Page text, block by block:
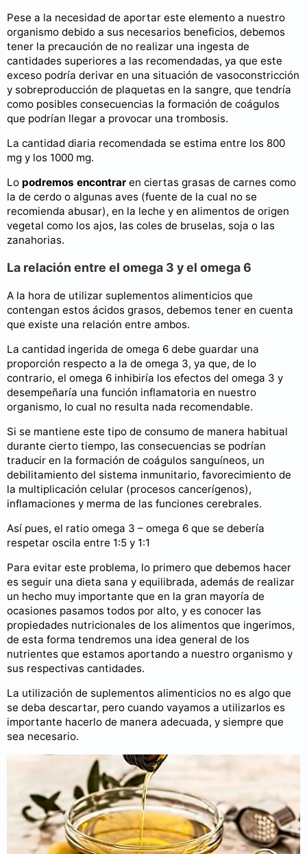
Pese a la necesidad de aportar este elemento a nuestro
organismo debido a sus necesarios beneficios, debemos
tener la precaución de no realizar una ingesta de
cantidades superiores a las recomendadas, ya que este
exceso podría derivar en una situación de vasoconstricción
y sobreproducción de plaquetas en la sangre, que tendría
como posibles consecuencias la formación de coágulos
que podrían llegar a provocar una trombosis.
La cantidad diaria recomendada se estima entre los 800
mg y los 1000 mg.
Lo podremos encontrar en ciertas grasas de carnes como
la de cerdo o algunas aves (fuente de la cual no se
recomienda abusar), en la leche y en alimentos de origen
vegetal como los ajos, las coles de bruselas, soja o las
zanahorias.
La relación entre el omega 3 y el omega 6
A la hora de utilizar suplementos alimenticios que
contengan estos ácidos grasos, debemos tener en cuenta
que existe una relación entre ambos.
La cantidad ingerida de omega 6 debe guardar una
proporción respecto a la de omega 3, ya que, de lo
contrario, el omega 6 inhibiría los efectos del omega 3 y
desempeñaría una función inflamatoria en nuestro
organismo, lo cual no resulta nada recomendable.
Si se mantiene este tipo de consumo de manera habitual
durante cierto tiempo, las consecuencias se podrían
traducir en la formación de coágulos sanguíneos, un
debilitamiento del sistema inmunitario, favorecimiento de
la multiplicación celular (procesos cancerígenos),
inflamaciones y merma de las funciones cerebrales.
Así pues, el ratio omega 3 – omega 6 que se debería
respetar oscila entre 1:5 y 1:1
Para evitar este problema, lo primero que debemos hacer
es seguir una dieta sana y equilibrada, además de realizar
un hecho muy importante que en la gran mayoría de
ocasiones pasamos todos por alto, y es conocer las
propiedades nutricionales de los alimentos que ingerimos,
de esta forma tendremos una idea general de los
nutrientes que estamos aportando a nuestro organismo y
sus respectivas cantidades.
La utilización de suplementos alimenticios no es algo que
se deba descartar, pero cuando vayamos a utilizarlos es
importante hacerlo de manera adecuada, y siempre que
sea necesario.